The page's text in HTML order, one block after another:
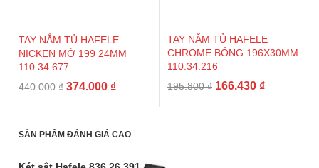
TAY NẮM TỦ HAFELE
NICKEN MỜ 199 24MM
110.34.677
440.000₫ Giá
440.000 ₫.
374.000 ₫Giá
là:
374.000 ₫.
TAY NẮM TỦ HAFELE
CHROME BÓNG 196X30MM
110.34.216
195.800₫ Giá
166.430 ₫Giá
166.430 ₫.
SẢN PHẨM ĐÁNH GIÁ CAO